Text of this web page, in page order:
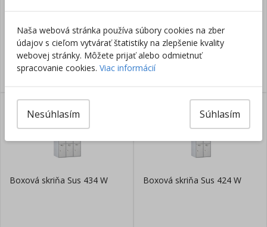
Boxová skriňa Sus 425 W Boxová skriňa Sus 415 W
Boxová skriňa Sus 434 W Boxová skriňa Sus 424 W
Naša webová stránka používa súbory cookies na zber
údajov s cieľom vytvárať štatistiky na zlepšenie kvality
webovej stránky. Môžete prijať alebo odmietnuť
spracovanie cookies. Viac informácií
Súhlasím
Nesúhlasím